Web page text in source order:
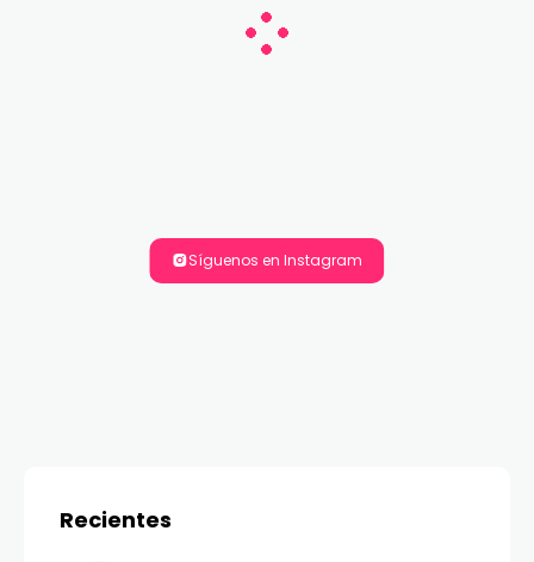
Síguenos en Instagram
Recientes